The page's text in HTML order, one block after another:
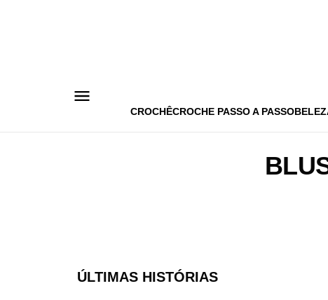
CROCHÊCROCHE PASSO A PASSO
ÚLTIMAS HISTÓRIAS